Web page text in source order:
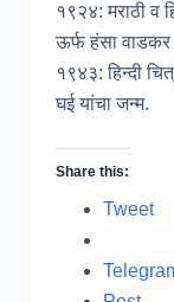
१९२४: मराठी व
ऊर्फ हंसा
१९४३: हिन्दी
घई यांचा जन्म.
Share this:
Tweet